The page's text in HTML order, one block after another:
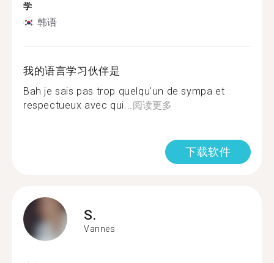
学
韩语
我的语言学习伙伴是
Bah je sais pas trop quelqu'un de sympa et
respectueux avec qui...阅读更多
下载软件
S.
Vannes